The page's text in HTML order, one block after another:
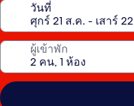
วันที่
ผู้เข้าพัก